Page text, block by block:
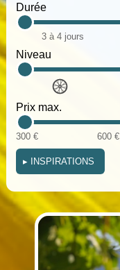
Durée
3 à 4 jours
Niveau
Prix max.
300 € 600 €
▸ INSPIRATIONS